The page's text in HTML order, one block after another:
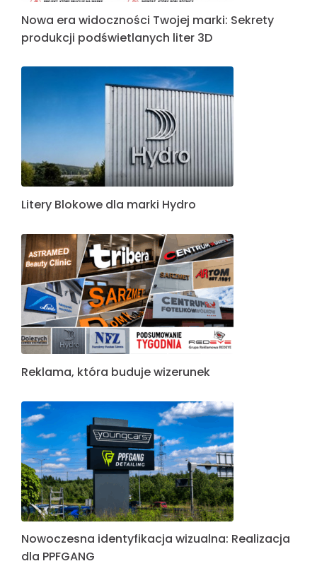
Nowa era widoczności Twojej marki: Sekrety
produkcji podświetlanych liter 3D
Litery Blokowe dla marki Hydro
Reklama, która buduje wizerunek
Nowoczesna identyfikacja wizualna: Realizacja
dla PPFGANG